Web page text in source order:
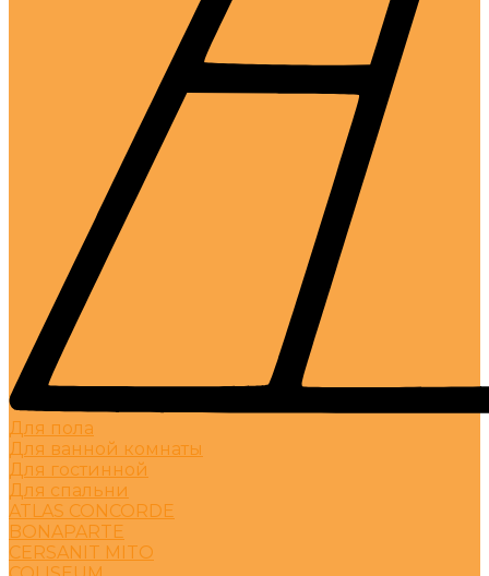
Для пола
Для ванной комнаты
Для гостинной
Для спальни
ATLAS CONCORDE
BONAPARTE
CERSANIT MITO